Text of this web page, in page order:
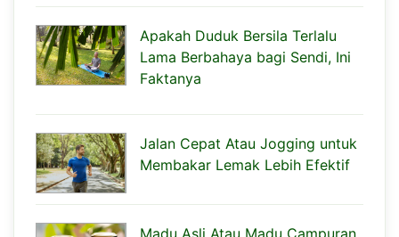
Apakah Duduk Bersila Terlalu
Lama Berbahaya bagi Sendi, Ini
Faktanya
Jalan Cepat Atau Jogging untuk
Membakar Lemak Lebih Efektif
Madu Asli Atau Madu Campuran,